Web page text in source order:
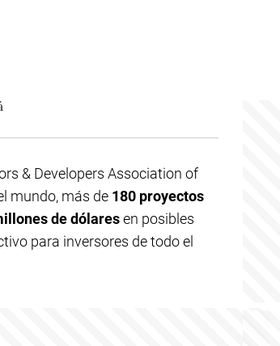
& Developers Association of
mundo, más de 180 proyectos
de dólaresen posibles
para inversores de todo el